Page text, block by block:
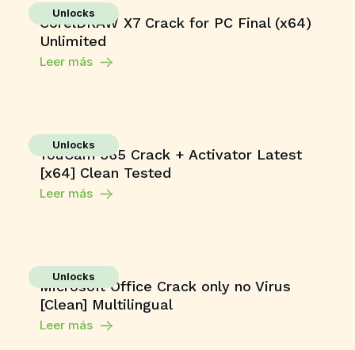
Unlocks
CorelDRAW X7 Crack for PC Final (x64)
Unlimited
Leer más
Unlocks
YouCam 365 Crack + Activator Latest
[x64] Clean Tested
Leer más
Unlocks
Microsoft Office Crack only no Virus
[Clean] Multilingual
Leer más